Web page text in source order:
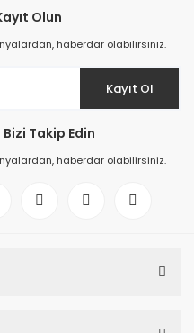
Olun
haberdar olabilirsiniz.
Kayıt Ol
Takip Edin
haberdar olabilirsiniz.